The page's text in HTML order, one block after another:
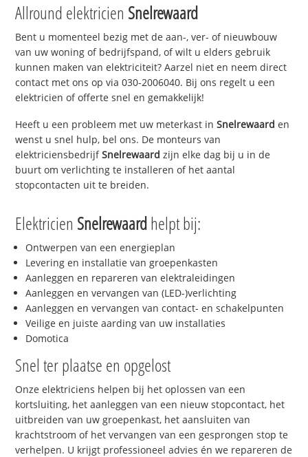
Allround elektricien Snelrewaard
Bent u momenteel bezig met de aan-, ver- of nieuwbouw
van uw woning of bedrijfspand, of wilt u elders gebruik
kunnen maken van elektriciteit? Aarzel niet en neem direct
contact met ons op via 030-2006040. Bij ons regelt u een
elektricien of offerte snel en gemakkelijk!
Heeft u een probleem met uw meterkast inSnelrewaard en
wenst u snel hulp, bel ons. De monteurs van
elektriciensbedrijfSnelrewaard zijn elke dag bij u in de
buurt om verlichting te installeren of het aantal
stopcontacten uit te breiden.
Elektricien Snelrewaardhelpt bij:
Ontwerpen van een energieplan
Levering en installatie van groepenkasten
Aanleggen en repareren van elektraleidingen
Aanleggen en vervangen van (LED-)verlichting
Aanleggen en vervangen van contact- en schakelpunten
Veilige en juiste aarding van uw installaties
Domotica
Snel ter plaatse en opgelost
Onze elektriciens helpen bij het oplossen van een
kortsluiting, het aanleggen van een nieuw stopcontact, het
uitbreiden van uw groepenkast, het aansluiten van
krachtstroom of het vervangen van een gesprongen stop te
verhelpen. U krijgt professioneel advies én we repareren de